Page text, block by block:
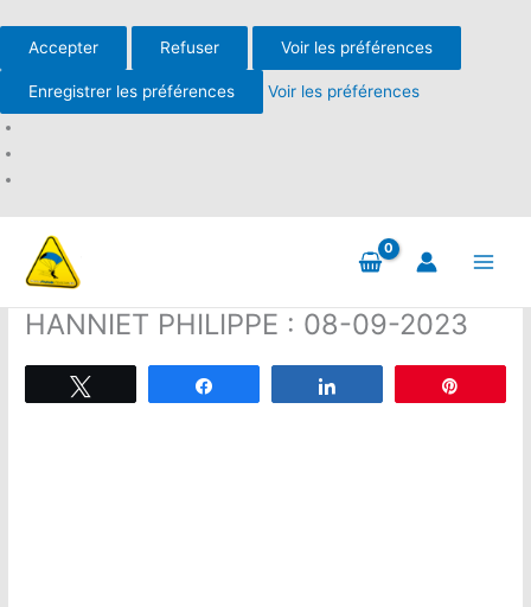
Accepter Refuser Voir les préférences
Enregistrer les préférences Voir les préférences
contenu
HANNIET PHILIPPE : 08-09-2023